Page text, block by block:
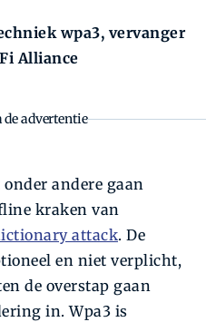
wpa3, vervanger
Alliance
de advertentie
onder andere gaan
kraken van
attack. De
en niet verplicht,
de overstap gaan
in. Wpa3 is